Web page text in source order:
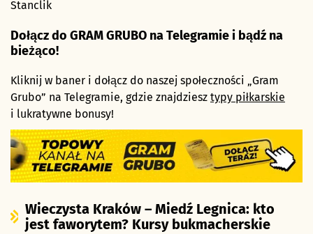
Stanclik
Dołącz do GRAM GRUBO na Telegramie i bądź na
bieżąco!
Kliknij w baner i dołącz do naszej społeczności „Gram
Grubo” na Telegramie, gdzie znajdziesz typy piłkarskie
i lukratywne bonusy!
Wieczysta Kraków – Miedź Legnica: kto
jest faworytem? Kursy bukmacherskie